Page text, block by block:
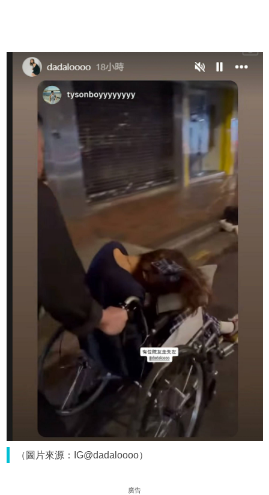
（圖片來源：IG@dadaloooo）
廣告